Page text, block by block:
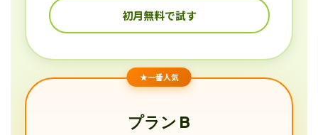
初月無料で試す
★一番人気
プラン B